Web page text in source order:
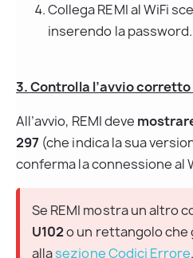
Collega REMI al WiFi
inserendo la password.
3. Controlla l’avvio corretto
All’avvio, REMI deve
297 (che indica la sua
conferma la connessione al
Se REMI mostra un altro
U102 o un rettangolo che
alla sezione Codici Errore.